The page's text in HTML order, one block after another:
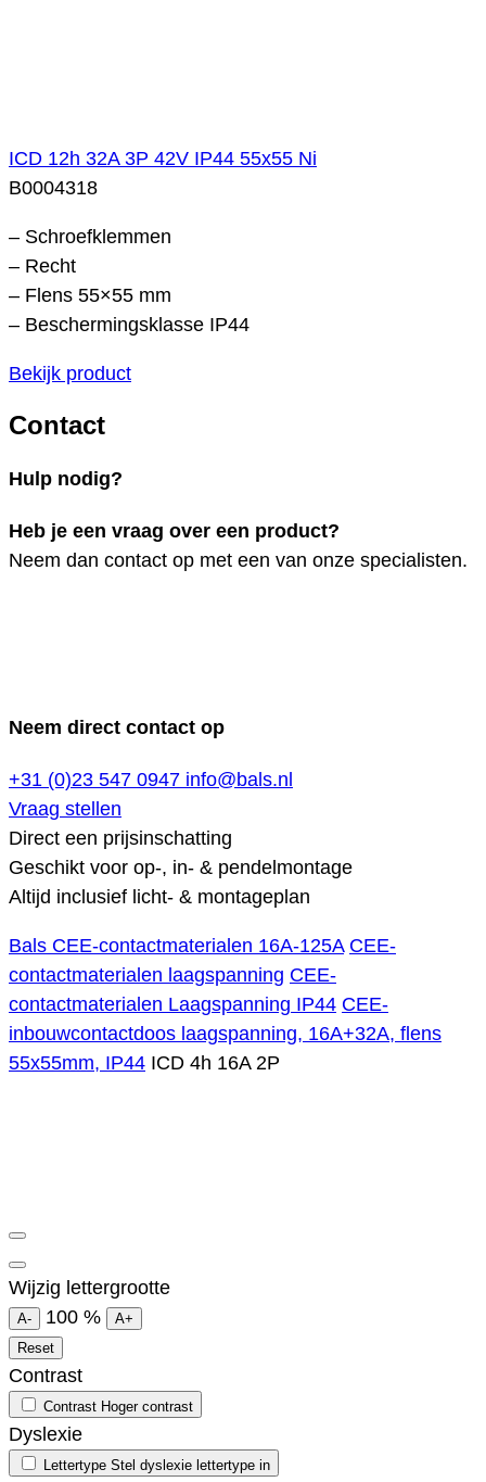
ICD 12h 32A 3P 42V IP44 55x55 Ni
B0004318
– Schroefklemmen
– Recht
– Flens 55×55 mm
– Beschermingsklasse IP44
Bekijk product
Contact
Hulp nodig?
Heb je een vraag over een product?
Neem dan contact op met een van onze specialisten.
Neem direct contact op
+31 (0)23 547 0947 info@bals.nl
Vraag stellen
Direct een prijsinschatting
Geschikt voor op-, in- & pendelmontage
Altijd inclusief licht- & montageplan
Bals CEE-contactmaterialen 16A-125A CEE-
contactmaterialen laagspanning CEE-
contactmaterialen Laagspanning IP44 CEE-
inbouwcontactdoos laagspanning, 16A+32A, flens
55x55mm, IP44 ICD 4h 16A 2P
Wijzig lettergrootte
A- 100 %
A+
Reset
Contrast
Contrast Hoger contrast
Dyslexie
Lettertype Stel dyslexie lettertype in